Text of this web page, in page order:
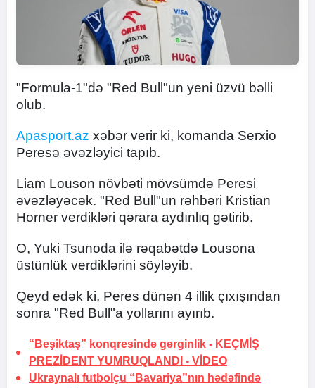
"Formula-1"də "Red Bull"un yeni üzvü bəlli
olub.
Apasport.az xəbər verir ki, komanda Serxio
Peresə əvəzləyici tapıb.
Liam Louson növbəti mövsümdə Peresi
əvəzləyəcək. "Red Bull"un rəhbəri Kristian
Horner verdikləri qərara aydınlıq gətirib.
O, Yuki Tsunoda ilə rəqabətdə Lousona
üstünlük verdiklərini söyləyib.
Qeyd edək ki, Peres dünən 4 illik çıxışından
sonra "Red Bull"a yollarını ayırıb.
“Beşiktaş” konqresində gərginlik - KEÇMİŞ
PREZİDENT YUMRUQLANDI - VİDEO
Ukraynalı futbolçu “Bavariya”nın hədəfində